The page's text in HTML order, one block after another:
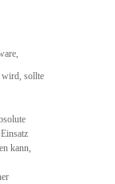
wird, sollte
kann,